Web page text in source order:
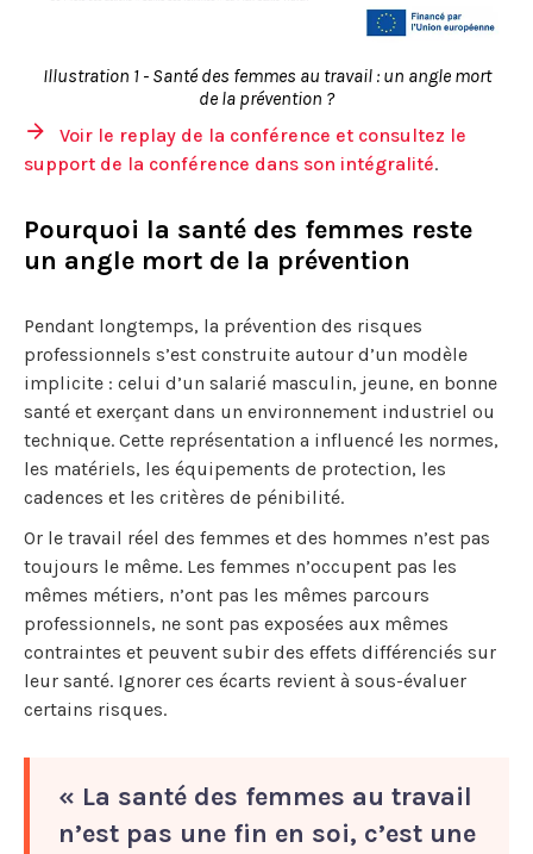
Illustration 1 - Santé des femmes au travail : un angle mort
de la prévention ?
Voir le replay de la conférence et consultez le
support de la conférence dans son intégralité.
Pourquoi la santé des femmes reste
un angle mort de la prévention
Pendant longtemps, la prévention des risques
professionnels s’est construite autour d’un modèle
implicite : celui d’un salarié masculin, jeune, en bonne
santé et exerçant dans un environnement industriel ou
technique. Cette représentation a influencé les normes,
les matériels, les équipements de protection, les
cadences et les critères de pénibilité.
Or le travail réel des femmes et des hommes n’est pas
toujours le même. Les femmes n’occupent pas les
mêmes métiers, n’ont pas les mêmes parcours
professionnels, ne sont pas exposées aux mêmes
contraintes et peuvent subir des effets différenciés sur
leur santé. Ignorer ces écarts revient à sous-évaluer
certains risques.
« La santé des femmes au travail
n’est pas une fin en soi, c’est une